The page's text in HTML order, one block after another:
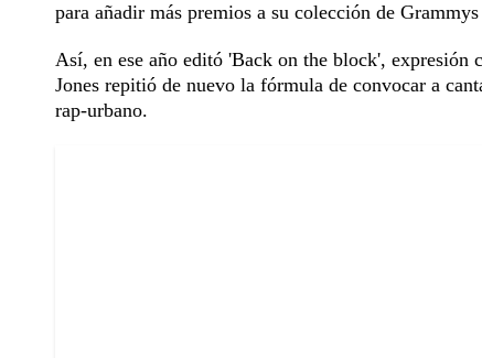
para añadir más premios a su colección de
Así, en ese año editó 'Back on the block',
Jones repitió de nuevo la fórmula de convocar a
rap-urbano.